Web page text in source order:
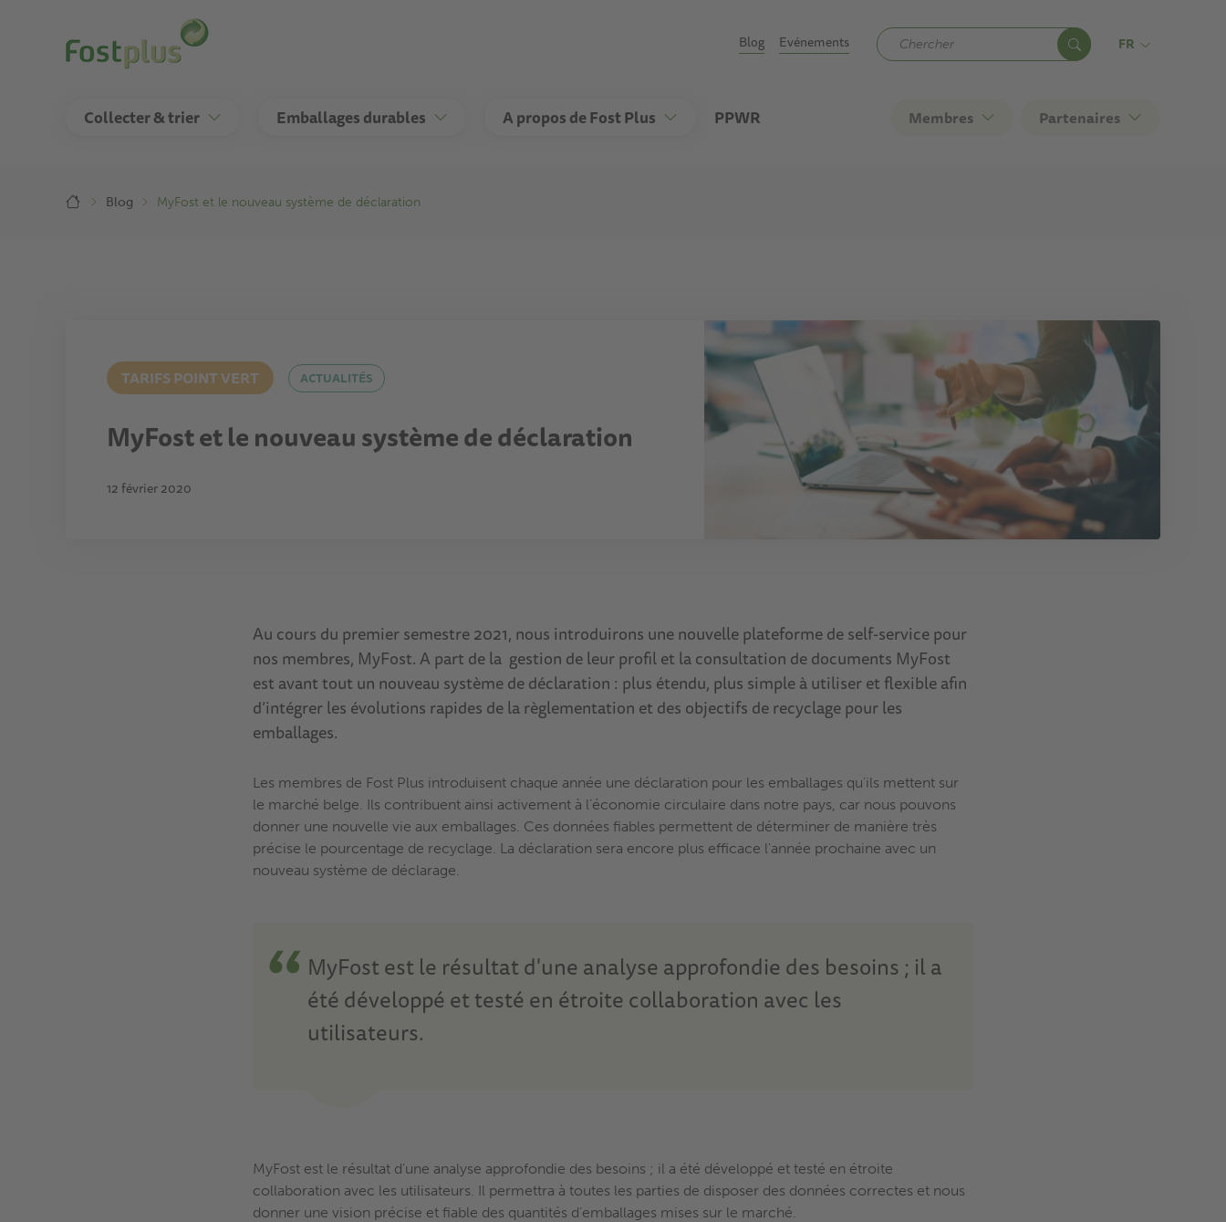
Secondary
Blog Evénements FR
Collecter & trier Emballages durables A propos de Fost Plus PPWR Membres Partenaires
Breadcrumb
Blog MyFost et le nouveau système de déclaration
TARIFS POINT VERT ACTUALITÉS
MyFost et le nouveau système de déclaration
12 février 2020
Au cours du premier semestre 2021, nous introduirons une nouvelle plateforme de self-service pour
nos membres, MyFost. A part de la gestion de leur profil et la consultation de documents MyFost
est avant tout un nouveau système de déclaration : plus étendu, plus simple à utiliser et flexible afin
d’intégrer les évolutions rapides de la règlementation et des objectifs de recyclage pour les
emballages.
Les membres de Fost Plus introduisent chaque année une déclaration pour les emballages qu'ils mettent sur
le marché belge. Ils contribuent ainsi activement à l’économie circulaire dans notre pays, car nous pouvons
donner une nouvelle vie aux emballages. Ces données fiables permettent de déterminer de manière très
précise le pourcentage de recyclage. La déclaration sera encore plus efficace l'année prochaine avec un
nouveau système de déclarage.
MyFost est le résultat d'une analyse approfondie des besoins ; il a
été développé et testé en étroite collaboration avec les
utilisateurs.
MyFost est le résultat d'une analyse approfondie des besoins ; il a été développé et testé en étroite
collaboration avec les utilisateurs. Il permettra à toutes les parties de disposer des données correctes et nous
donner une vision précise et fiable des quantités d’emballages mises sur le marché.